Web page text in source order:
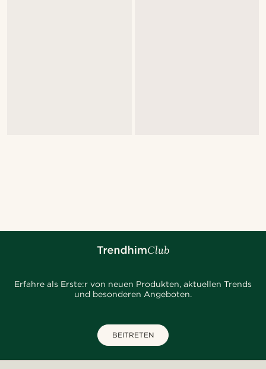
Erfahre als Erste:r von neuen Produkten, aktuellen Trends
und besonderen Angeboten.
BEITRETEN